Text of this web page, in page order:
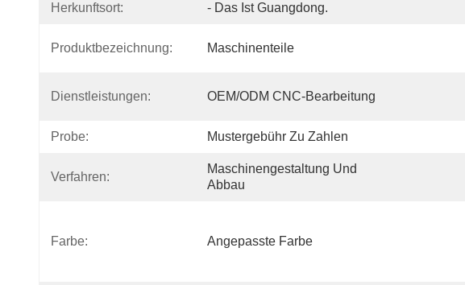
Herkunftsort: - Das Ist Guangdong.
Produktbezeichnung: Maschinenteile
Dienstleistungen: OEM/ODM CNC-Bearbeitung
Probe: Mustergebühr Zu Zahlen
Verfahren:
Maschinengestaltung Und
Abbau
Farbe: Angepasste Farbe